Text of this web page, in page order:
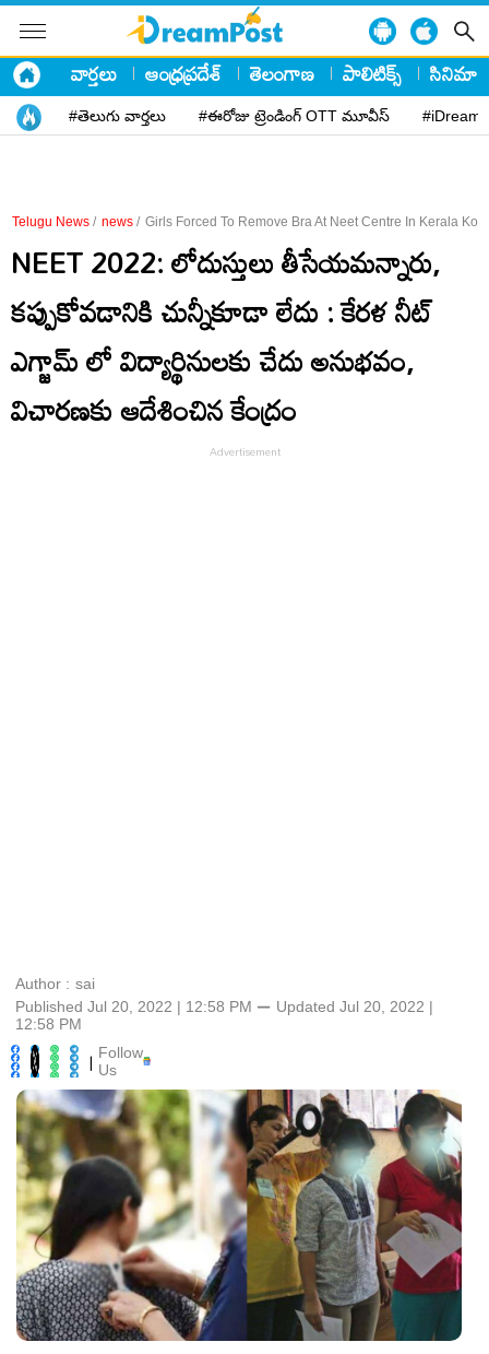
వార్తలు ఆంధ్రప్రదేశ్ తెలంగాణ పాలిటిక్స్ సినిమా
#తెలుగు వార్తలు #ఈరోజు ట్రెండింగ్ OTT మూవీస్
Telugu News / news / Girls Forced To Remove Bra At Neet Centre In Kerala
NEET 2022: లోదుస్తులు తీసేయ‌మ‌న్నారు,
క‌ప్పుకోవ‌డానికి చున్నీకూడా లేదు : కేరళ నీట్
ఎగ్జామ్ లో విద్యార్థినులకు చేదు అనుభవం,
విచారణకు ఆదేశించిన కేంద్రం
Author : sai
Published Jul 20, 2022 | 12:58 PM ⚊ Updated Jul 20, 2022 |
12:58 PM
| Follow
Us